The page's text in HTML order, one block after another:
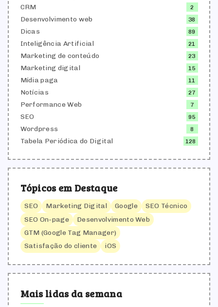
CRM 2
Desenvolvimento web 38
Dicas 89
Inteligência Artificial 21
Marketing de conteúdo 23
Marketing digital 15
Mídia paga 11
Notícias 27
Performance Web 7
SEO 95
Wordpress 8
Tabela Periódica do Digital 128
Tópicos em Destaque
SEO Marketing Digital Google
SEO Técnico
SEO On-page
Desenvolvimento Web
GTM (Google Tag Manager)
Satisfação do cliente
iOS
Mais lidas da semana